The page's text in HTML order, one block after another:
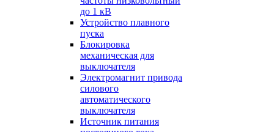
до 1 кВ
Устройство плавного
пуска
Блокировка
механическая для
выключателя
Электромагнит привода
силового
автоматического
выключателя
Источник питания